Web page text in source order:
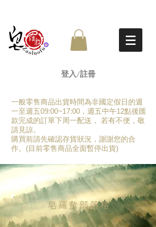
登入/註冊
一般零售商品出貨時間為非國定假日的週
一至週五09:00~17:00，週五中午12點後匯
款完成的訂單下周一配送， 若有不便，敬
請見諒。
​購買前請先確認存貨狀況，謝謝您的合
作。(目前零售商品全面暫停出貨)
皂羅敷部落格